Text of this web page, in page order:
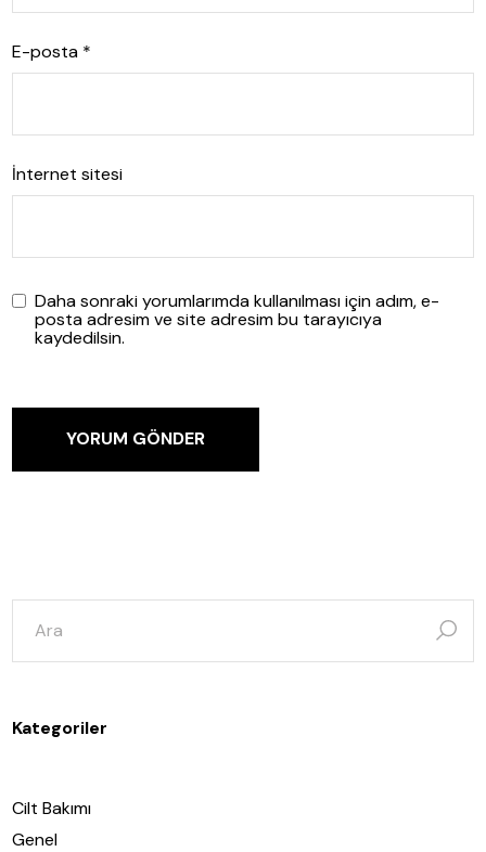
E-posta *
İnternet sitesi
Daha sonraki yorumlarımda kullanılması için adım, e-
posta adresim ve site adresim bu tarayıcıya
kaydedilsin.
YORUM GÖNDER
şunun
ara:
Kategoriler
Cilt Bakımı
Genel